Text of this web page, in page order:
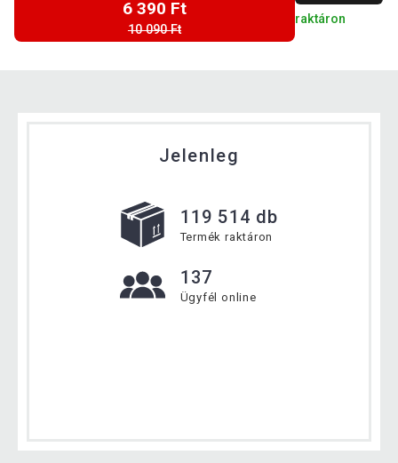
6 390 Ft
10 090 Ft
raktáron
Jelenleg
119 514 db
Termék raktáron
137
Ügyfél online